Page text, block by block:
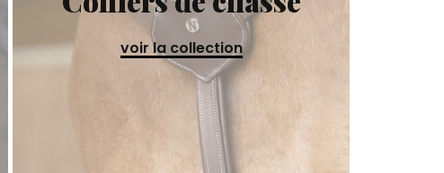
voir la collection